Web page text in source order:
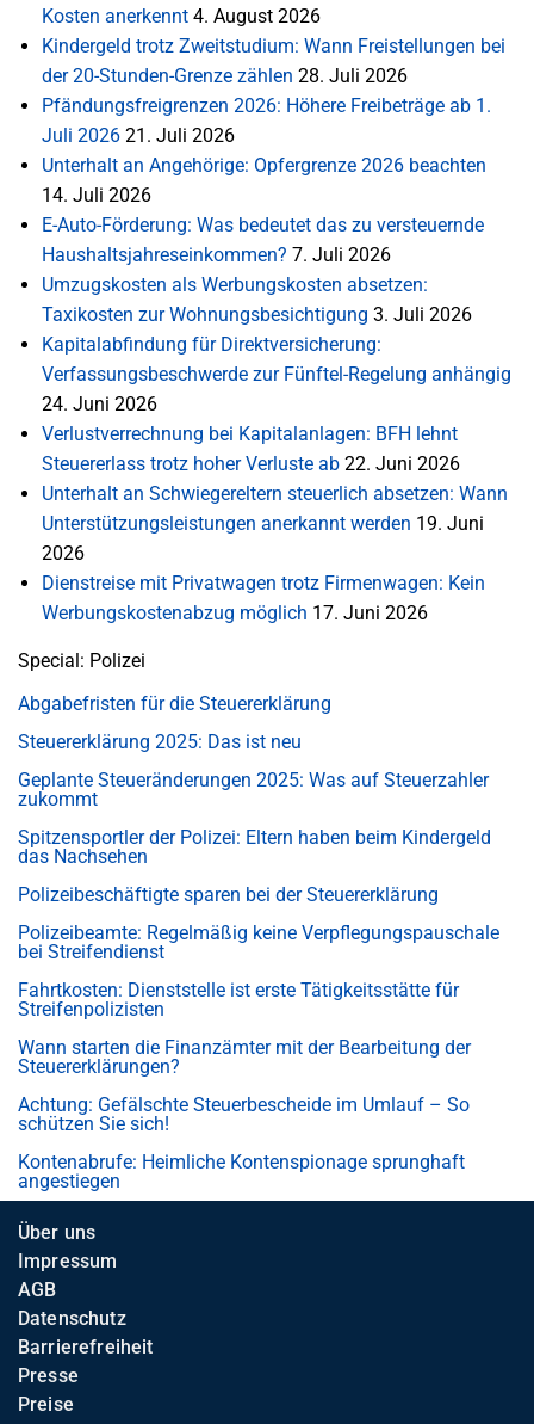
Kosten anerkennt 4. August 2026
Kindergeld trotz Zweitstudium: Wann Freistellungen bei
der 20-Stunden-Grenze zählen 28. Juli 2026
Pfändungsfreigrenzen 2026: Höhere Freibeträge ab 1.
Juli 2026 21. Juli 2026
Unterhalt an Angehörige: Opfergrenze 2026 beachten
14. Juli 2026
E-Auto-Förderung: Was bedeutet das zu versteuernde
Haushaltsjahreseinkommen? 7. Juli 2026
Umzugskosten als Werbungskosten absetzen:
Taxikosten zur Wohnungsbesichtigung 3. Juli 2026
Kapitalabfindung für Direktversicherung:
Verfassungsbeschwerde zur Fünftel-Regelung anhängig
24. Juni 2026
Verlustverrechnung bei Kapitalanlagen: BFH lehnt
Steuererlass trotz hoher Verluste ab 22. Juni 2026
Unterhalt an Schwiegereltern steuerlich absetzen: Wann
Unterstützungsleistungen anerkannt werden 19. Juni
2026
Dienstreise mit Privatwagen trotz Firmenwagen: Kein
Werbungskostenabzug möglich 17. Juni 2026
Special: Polizei
Abgabefristen für die Steuererklärung
Steuererklärung 2025: Das ist neu
Geplante Steueränderungen 2025: Was auf Steuerzahler
zukommt
Spitzensportler der Polizei: Eltern haben beim Kindergeld
das Nachsehen
Polizeibeschäftigte sparen bei der Steuererklärung
Polizeibeamte: Regelmäßig keine Verpflegungspauschale
bei Streifendienst
Fahrtkosten: Dienststelle ist erste Tätigkeitsstätte für
Streifenpolizisten
Wann starten die Finanzämter mit der Bearbeitung der
Steuererklärungen?
Achtung: Gefälschte Steuerbescheide im Umlauf – So
schützen Sie sich!
Kontenabrufe: Heimliche Kontenspionage sprunghaft
angestiegen
Über uns
Impressum
AGB
Datenschutz
Barrierefreiheit
Presse
Preise